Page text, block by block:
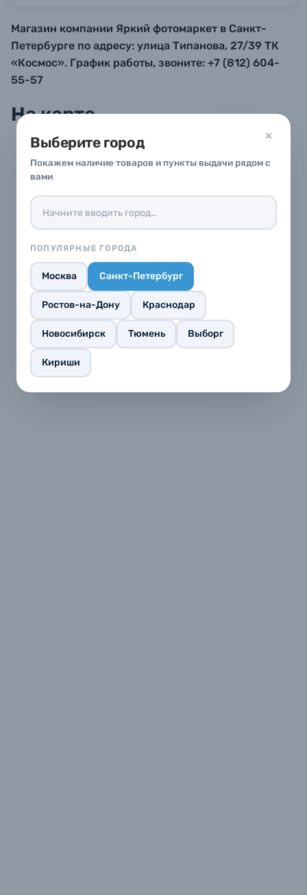
Выберите город
Покажем наличие товаров и пункты выдачи рядом с
вами
ПОПУЛЯРНЫЕ ГОРОДА
Москва Санкт-Петербург
Ростов-на-Дону Краснодар
Новосибирск Тюмень Выборг
Кириши
Б/У фототехника (Комиссионные товары)
Уценённые товары
Магазин компании Яркий фотомаркет в Санкт-
Петербурге по адресу: улица Типанова, 27/39 ТК
«Космос». График работы, звоните: +7 (812) 604-
55-57
На карте